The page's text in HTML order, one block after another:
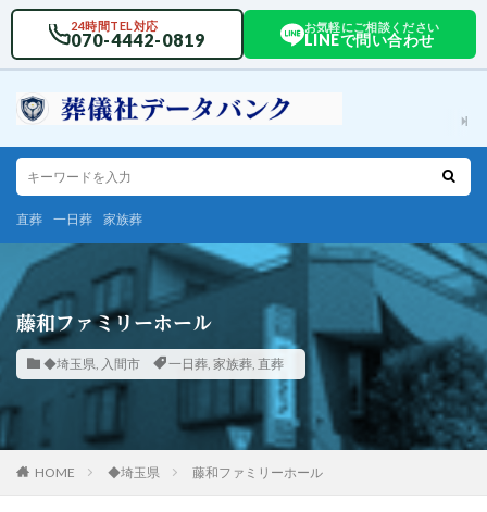
24時間TEL対応
070-4442-0819
お気軽にご相談ください
LINEで問い合わせ
直葬 一日葬 家族葬
藤和ファミリーホール
◆埼玉県, 入間市 一日葬, 家族葬, 直葬
HOME ◆埼玉県 藤和ファミリーホール